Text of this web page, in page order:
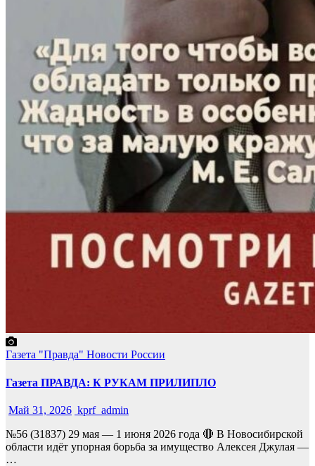
Газета "Правда" Новости России
Газета ПРАВДА: К РУКАМ ПРИЛИПЛО
Май 31, 2026 kprf_admin
№56 (31837) 29 мая — 1 июня 2026 года 🔴 В Новосибирской
области идёт упорная борьба за имущество Алексея Джулая —
…